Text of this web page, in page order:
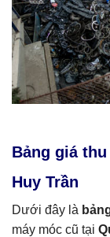
Bảng giá
Huy Trần
Dưới đây là
máy móc cũ tại